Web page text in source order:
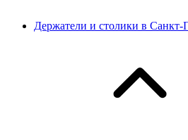
Держатели и столики в Санкт-